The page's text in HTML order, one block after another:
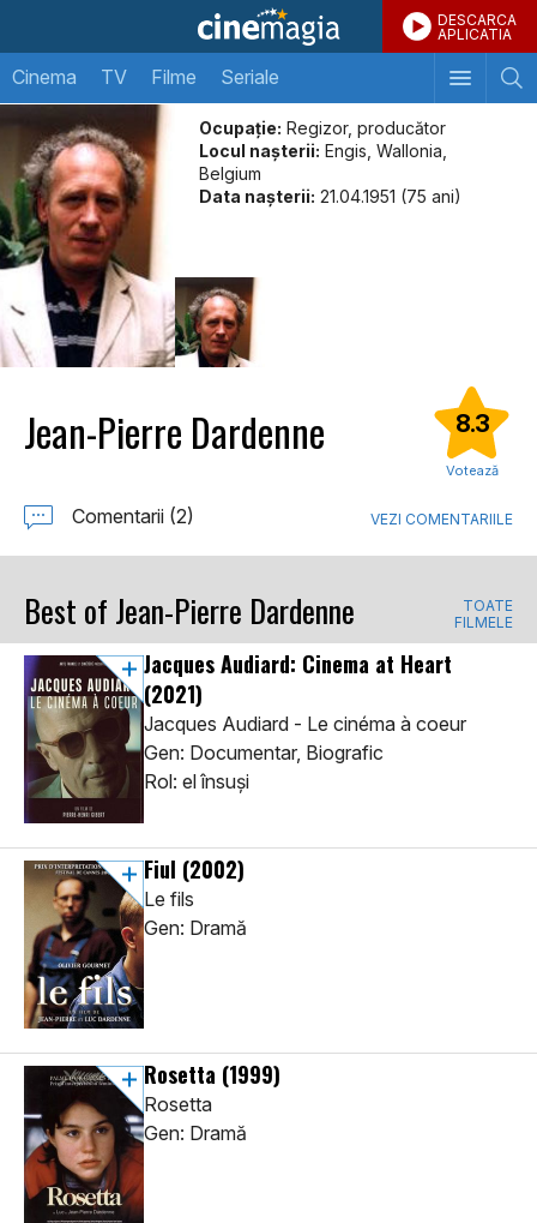
DESCARCA
APLICATIA
Cinema TV Filme Seriale
Ocupație: Regizor, producător
Locul naşterii: Engis, Wallonia,
Belgium
Data naşterii: 21.04.1951 (75 ani)
Jean-Pierre Dardenne 8.3
Votează
Comentarii (2) VEZI COMENTARIILE
Best of Jean-Pierre Dardenne
TOATE
FILMELE
Jacques Audiard: Cinema at Heart
(2021)
Jacques Audiard - Le cinéma à coeur
Gen: Documentar, Biografic
Rol: el însuși
Fiul (2002)
Le fils
Gen: Dramă
Rosetta (1999)
Rosetta
Gen: Dramă